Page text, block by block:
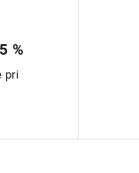
%
pri